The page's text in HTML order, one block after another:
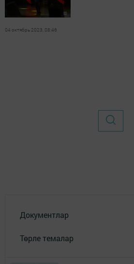
04 октябрь 2023, 08:46
Документлар
Төрле темалар